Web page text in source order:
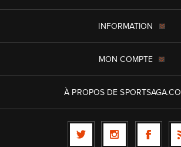
INFORMATION
MON COMPTE
À PROPOS DE